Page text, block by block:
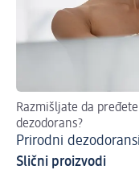
Razmišljate da
dezodorans?
Prirodni dezodoransi
Slični proizvodi